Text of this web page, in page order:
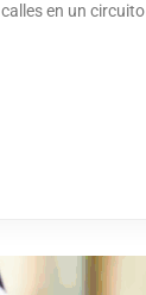
en un circuito